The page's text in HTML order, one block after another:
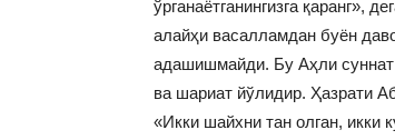
ўрганаётганингизга қаранг»,
алайҳи васалламдан буён
адашишмайди. Бу Аҳли суннат
ва шариат йўлидир. Ҳазрати
«Икки шайхни тан олган, икки